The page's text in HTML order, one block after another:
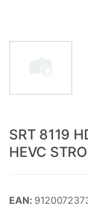
SRT 8119
HEVC
EAN: